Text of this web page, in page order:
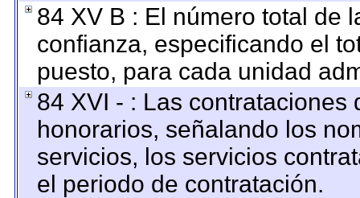
84 XV B : El número total de
confianza, especificando el
puesto, para cada unidad
84 XVI - : Las
honorarios, señalando los
servicios, los servicios
el periodo de contratación.